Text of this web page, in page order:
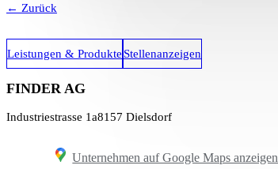
← Zurück
Leistungen & Produkte Stellenanzeigen
FINDER AG
Industriestrasse 1a8157 Dielsdorf
Unternehmen auf Google Maps anzeigen